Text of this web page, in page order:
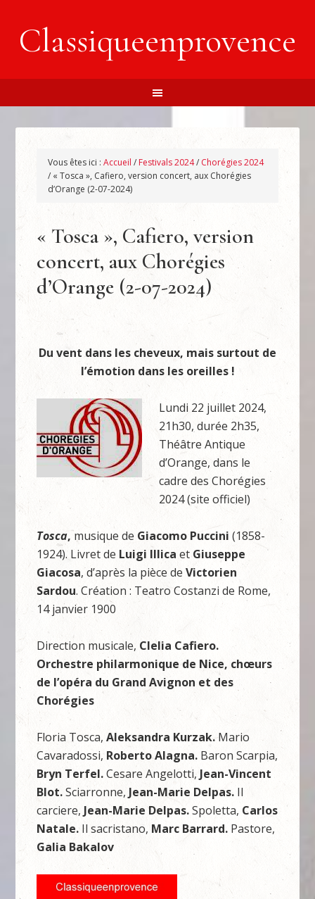
Classiqueenprovence
Vous êtes ici :Accueil / Festivals 2024/ Chorégies 2024
/ « Tosca », Cafiero, version concert, aux Chorégies
d’Orange (2-07-2024)
« Tosca », Cafiero, version
concert, aux Chorégies
d’Orange (2-07-2024)
Du vent dans les cheveux, mais surtout de
l’émotion dans les oreilles !
Lundi 22 juillet 2024,
21h30, durée 2h35,
Théâtre Antique
d’Orange, dans le
cadre des Chorégies
2024 (site officiel)
Tosca,musique de Giacomo Puccini (1858-
1924). Livret de Luigi Illica et Giuseppe
Giacosa, d’après la pièce deVictorien
Sardou. Création : Teatro Costanzi de Rome,
14 janvier 1900
Direction musicale, Clelia Cafiero.
Orchestre philarmonique de Nice, chœurs
de l’opéra du Grand Avignon et des
Chorégies
Floria Tosca, Aleksandra Kurzak. Mario
Cavaradossi, Roberto Alagna. Baron Scarpia,
Bryn Terfel.Cesare Angelotti, Jean-Vincent
Blot.Sciarronne, Jean-Marie Delpas. Il
carciere, Jean-Marie Delpas.Spoletta, Carlos
Natale. Il sacristano, Marc Barrard. Pastore,
Galia Bakalov